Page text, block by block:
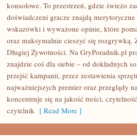
MORALNYM
konsolowe. To przestrzeń, gdzie świeżo
doświadczeni gracze znajdą
wskazówki i wyważone opinie, które
oraz maksymalnie cieszyć się
Długiej Żywotności. Na GryPoradnik.pl
znajdzie coś dla siebie – od dokładnych
przejść kampanii, przez zestawienia
najważniejszych premier oraz przeglądy
koncentruje się na jakość treści,
czytelnik [ Read More ]